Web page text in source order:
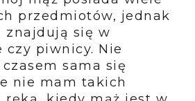
przedmiotów, jednak
znajdują się w
czy piwnicy. Nie
sama się
nie mam takich